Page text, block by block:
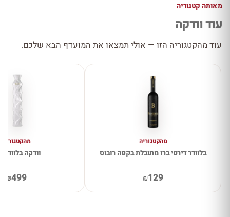
מאותה קטגוריה
עוד וודקה
עוד מהקטגוריה הזו — אולי תמצאו את המועדף הבא שלכם.
מהקטגוריה
בלוודר דירטי ברו מתובלת בקפה רובוס
₪129
מהקטגוריה
וודקה בלוודיר 10
₪499